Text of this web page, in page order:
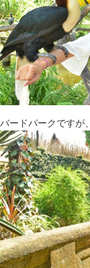
バードパークですが、